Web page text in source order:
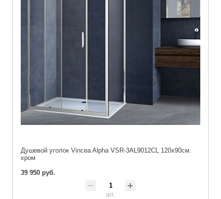
Душевой уголок Vincea Alpha VSR-3AL9012CL 120х90см.
хром
39 950 руб.
шт.